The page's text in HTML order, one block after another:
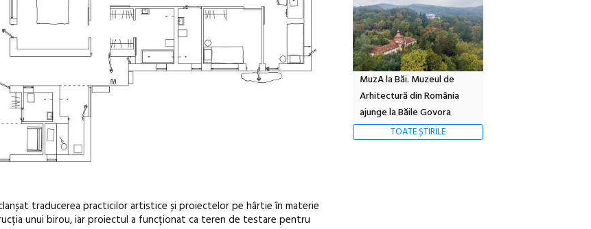
traducerea practicilor artistice și proiectelor pe hârtie în materie
unui birou, iar proiectul a funcționat ca teren de testare pentru
MuzA la Băi. Muzeul de
Arhitectură din România
ajunge la Băile Govora
TOATE ȘTIRILE